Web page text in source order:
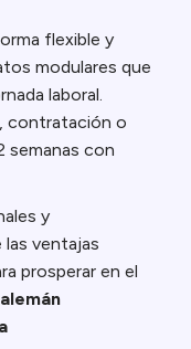
flexible y
modulares que
laboral.
contratación o
semanas con
y
ventajas
prosperar en el
alemán